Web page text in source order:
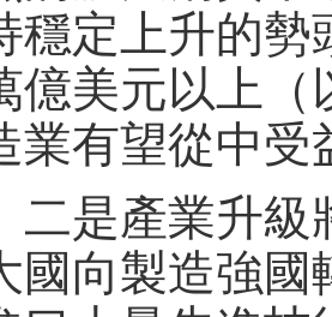
穩定上升的勢
億美元以上（
業有望從中受
二是產業升級
國向製造強國